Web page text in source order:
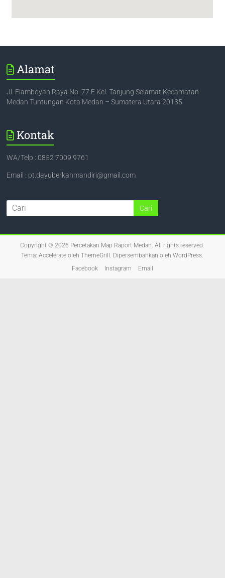
Alamat
Jl. Flamboyan Raya No. 77 E Kel. Tanjung Selamat Kecamatan
Medan Tuntungan Kota Medan – Sumatera Utara 20135
Kontak
WA/Telp : 0852 7009 9761
Email : pt.dayuberkahmandiri@gmail.com
Copyright © 2026 Percetakan Map Raport Medan. All rights reserved.
Tema:Accelerate oleh ThemeGrill. Dipersembahkan olehWordPress.
Facebook
Instagram Email